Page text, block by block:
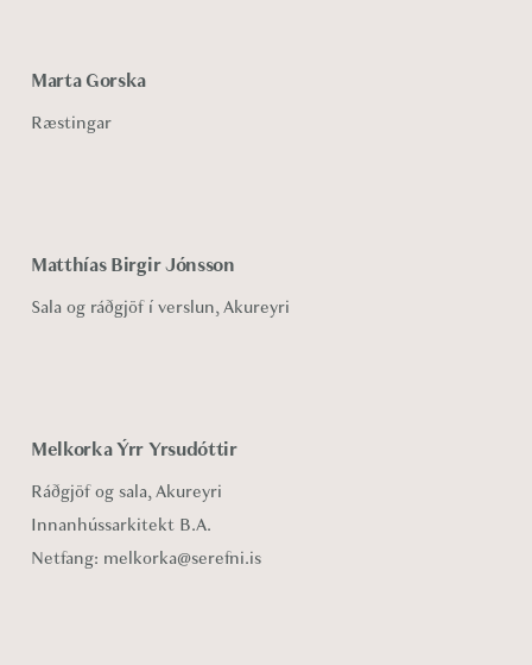
Marta Gorska
Ræstingar
Matthías Birgir Jónsson
Sala og ráðgjöf í verslun, Akureyri
Melkorka Ýrr Yrsudóttir
Ráðgjöf og sala, Akureyri
Innanhússarkitekt B.A.
Netfang: melkorka@serefni.is